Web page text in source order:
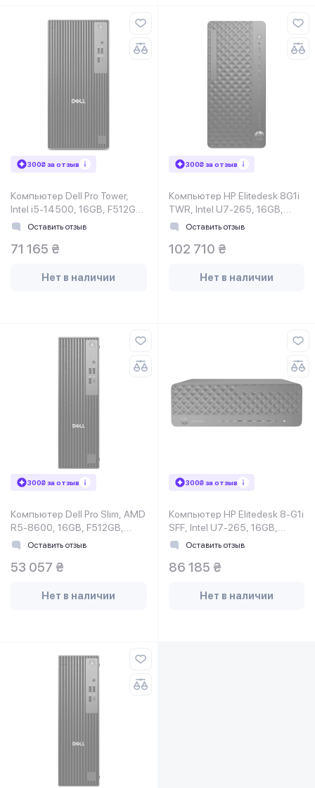
300₴ за отзыв
Компьютер Dell Pro Tower,
Intel i5-14500, 16GB, F512GB,
UMA, кл+м, Win11P
Оставить отзыв
71 165 ₴
Нет в наличии
300₴ за отзыв
Компьютер HP Elitedesk 8G1i
TWR, Intel U7-265, 16GB,
F512GB, NVD5060-8, WiFi,
Оставить отзыв
102 710 ₴
Нет в наличии
300₴ за отзыв
Компьютер Dell Pro Slim, AMD
R5-8600, 16GB, F512GB,
UMA, WiFi, кл+м, Win11P
Оставить отзыв
53 057 ₴
Нет в наличии
300₴ за отзыв
Компьютер HP Elitedesk 8-G1i
SFF, Intel U7-265, 16GB,
F512GB, UMA, WiFi, кл+м, 3р,
Оставить отзыв
86 185 ₴
Нет в наличии